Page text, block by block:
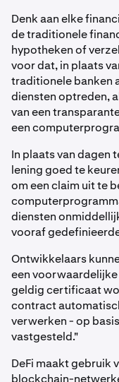
Denk aan elke
de traditionele
hypotheken of
voor dat, in plaats
traditionele banken
diensten optreden,
van een
een
In plaats van dagen
lening goed te
om een claim uit te
diensten
vooraf
Ontwikkelaars
een
geldig certificaat
contract
verwerken - op
vastgesteld."
DeFi maakt gebruik
blockchain-